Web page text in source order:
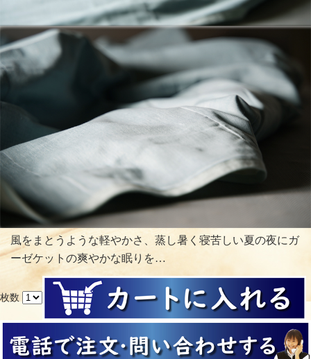
風をまとうような軽やかさ、蒸し暑く寝苦しい夏の夜にガ
ーゼケットの爽やかな眠りを…
枚数